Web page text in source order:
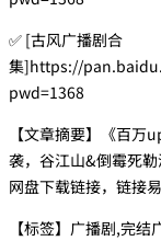
✅ [古风广播剧合
集]https://
pwd=1368
【文章摘要】《百
袭，谷江山&倒霉死
网盘下载链接，链接
【标签】广播剧,完